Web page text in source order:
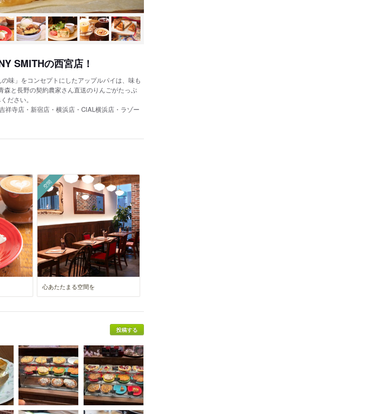
SMITHの西宮店！
味」をコンセプトにしたアップルパイは、味も
森と長野の契約農家さん直送のりんごがたっぷ
ださい。
祥寺店・新宿店・横浜店・CIAL横浜店・ラゾー
空間
心あたたまる空間を
投稿する